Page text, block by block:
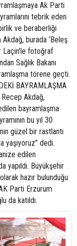
Ak Parti
tebrik eden
ve beraberliği
burada ‘Beleş
Laçin’le fotoğraf
Sağlık Bakanı
törene geçti.
BAYRAMLAŞMA
Recep Akdağ,
bayramlaşma
bu yıl 30
güzel bir rastlantı
yaşıyoruz” dedi.
edilen
yapıldı. Büyükşehir
hazır bulunduğu
Parti Erzurum
da katıldı.